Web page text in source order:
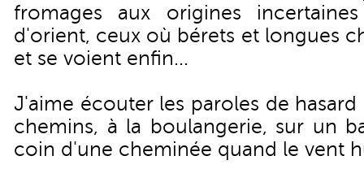
fromages aux origines
d'orient, ceux où bérets et longues
et se voient enfin...
J'aime écouter les paroles de
chemins, à la boulangerie, sur un
coin d'une cheminée quand le vent